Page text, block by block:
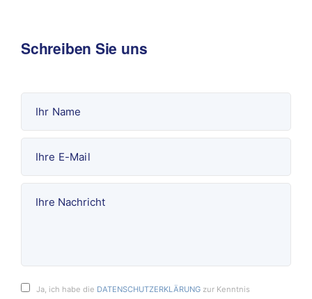
Schreiben Sie uns
Ja, ich habe die DATENSCHUTZERKLÄRUNG zur Kenntnis